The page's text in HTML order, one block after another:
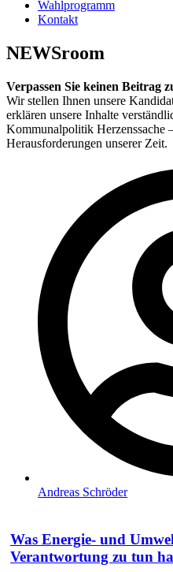
Wahlprogramm
Kontakt
NEWSroom
Verpassen Sie keinen Beitrag
Wir stellen Ihnen unsere
erklären unsere Inhalte
Kommunalpolitik Herzenssache
Herausforderungen unserer Zeit.
Andreas Schröder
Was Energie- und
Verantwortung zu tun